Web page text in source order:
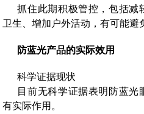
抓住此期积极管控，包括减
卫生、增加户外活动，有可能避
防蓝光产品的实际效用
科学证据现状
目前无科学证据表明防蓝
有实际作用。